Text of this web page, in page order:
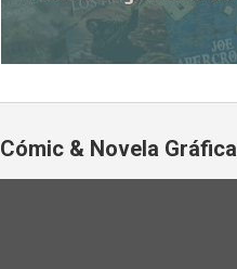
Cómic & Novela Gráfica